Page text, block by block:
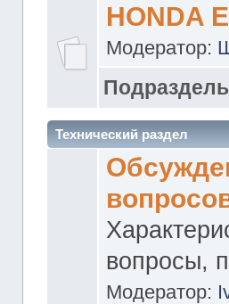
HONDA
Модератор:
Технический раздел
вопросы,
Модератор: